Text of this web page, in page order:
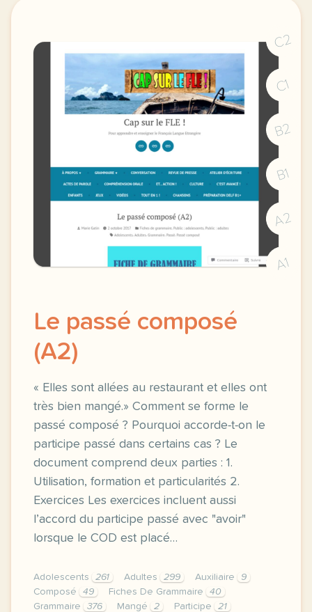
C2
C1
B2
B1
A2
A1
Le passé composé
(A2)
« Elles sont allées au restaurant et elles ont
très bien mangé.» Comment se forme le
passé composé ? Pourquoi accorde-t-on le
participe passé dans certains cas ? Le
document comprend deux parties : 1.
Utilisation, formation et particularités 2.
Exercices Les exercices incluent aussi
l’accord du participe passé avec "avoir"
lorsque le COD est placé…
Adolescents 261 Adultes 299 Auxiliaire
9
Composé
49 Fiches De Grammaire
40
Grammaire
376 Mangé 2 Participe
21